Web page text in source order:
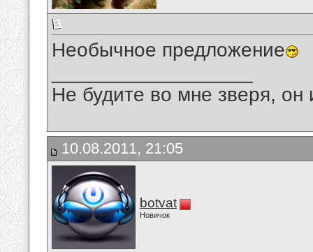
Необычное предложение
Не будите во мне зверя, он
10.08.2011, 21:05
botvat
Новичок